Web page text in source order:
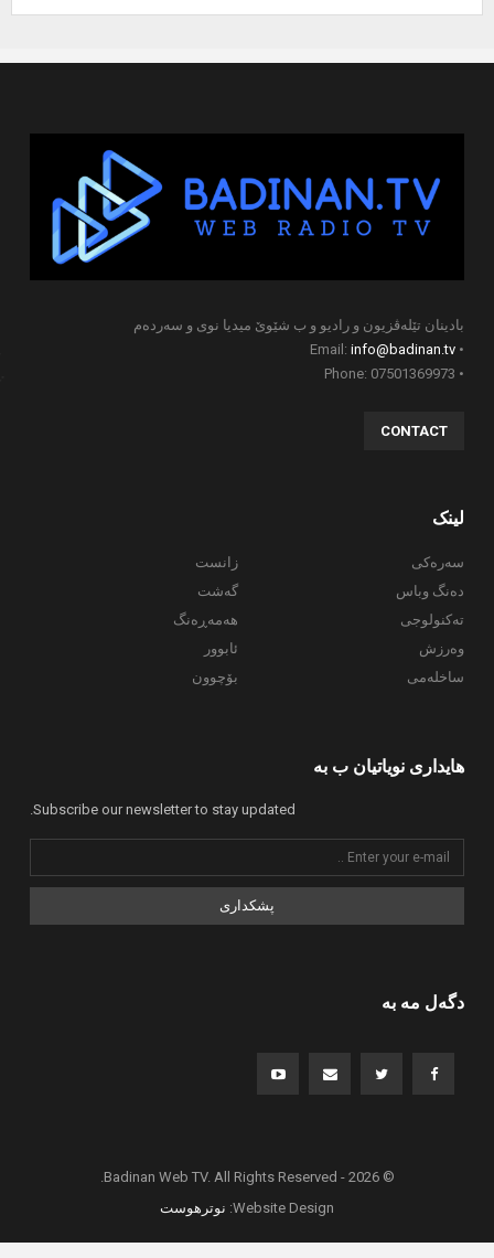
بادینان تێلەڤزیون و رادیو و ب شێوێ میدیا نوی و سەردەم
info@badinan.tv
CONTACT
لینک
سەرەکی
دەنگ وباس
تەکنولوجی
وەرزش
ساخلەمی
زانست
گەشت
هەمەڕەنگ
ئابوور
بۆچوون
هایداری نویاتیان ب بە
Subscribe our newsletter to stay updated.
پشکداری
دگەل مە بە
© 2026 - Badinan Web TV. All Rights Reserved.
Website Design: نوترهوست